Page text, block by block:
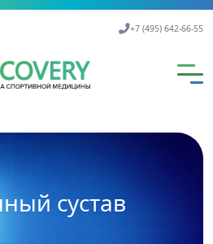
+7 (495) 642-66-55
сустав